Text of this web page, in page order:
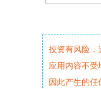
投资有风险，
应用内容不
因此产生的任